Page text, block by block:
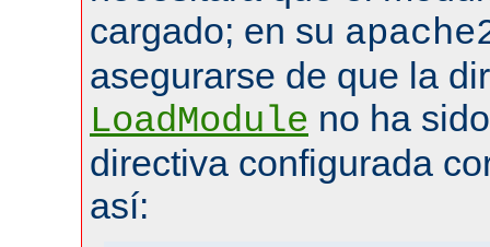
cargado; en su
asegurarse de que la
LoadModule no ha
directiva configurada
así: